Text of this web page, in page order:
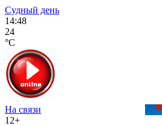
Судный день
14:48
24
°C
На связи
12+